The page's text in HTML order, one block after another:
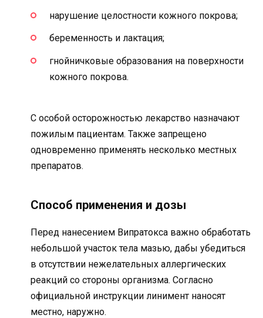
нарушение целостности кожного покрова;
беременность и лактация;
гнойничковые образования на поверхности
кожного покрова.
С особой осторожностью лекарство назначают
пожилым пациентам. Также запрещено
одновременно применять несколько местных
препаратов.
Способ применения и дозы
Перед нанесением Випратокса важно обработать
небольшой участок тела мазью, дабы убедиться
в отсутствии нежелательных аллергических
реакций со стороны организма. Согласно
официальной инструкции линимент наносят
местно, наружно.